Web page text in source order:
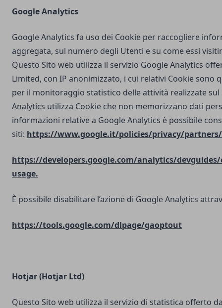
Google Analytics
Google Analytics fa uso dei Cookie per raccogliere
aggregata, sul numero degli Utenti e su come essi
Questo Sito web utilizza il servizio Google Analytics
Limited, con IP anonimizzato, i cui relativi Cookie sono
per il monitoraggio statistico delle attività realizzate sul
Analytics utilizza Cookie che non memorizzano dati
informazioni relative a Google Analytics è possibile
siti: https://www.google.it/policies/privacy/partners/
https://developers.google.com/analytics/
usage.
È possibile disabilitare l’azione di Google Analytics
https://tools.google.com/dlpage/gaoptout
Hotjar (Hotjar Ltd)
Questo Sito web utilizza il servizio di statistica offerto